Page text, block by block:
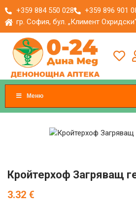
+359 884 550 028 +359 896 901
гр. София, бул. „Климент
Меню
Кройтерхоф Загряващ
3.32 €